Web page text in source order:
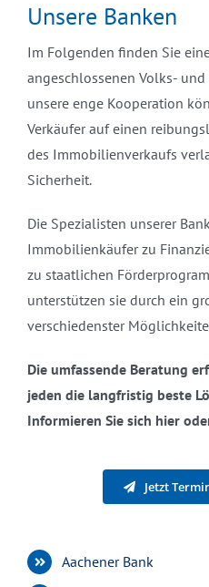
Unsere Banken
Im Folgenden finden Sie
angeschlossenen Volks-
unsere enge Kooperation
Verkäufer auf einen
des Immobilienverkaufs
Sicherheit.
Die Spezialisten unserer
Immobilienkäufer zu
zu staatlichen
unterstützen sie durch ein
verschiedenster
Die umfassende Beratung
jeden die langfristig beste
Informieren Sie sich hier
Jetzt
Aachener Bank